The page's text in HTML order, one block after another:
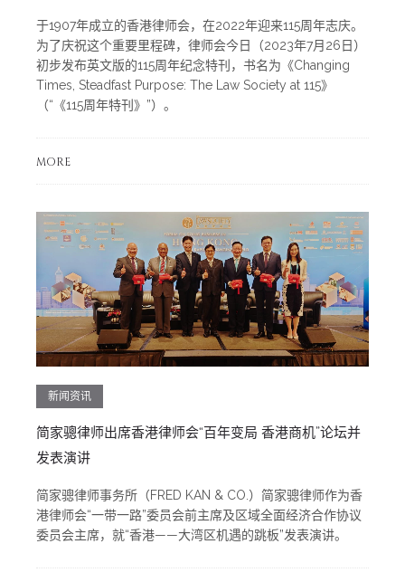
于1907年成立的香港律师会，在2022年迎来115周年志庆。
为了庆祝这个重要里程碑，律师会今日（2023年7月26日）
初步发布英文版的115周年纪念特刊，书名为《Changing
Times, Steadfast Purpose: The Law Society at 115》
（“《115周年特刊》”）。
MORE
新闻资讯
简家骢律师出席香港律师会“百年变局 香港商机”论坛并
发表演讲
简家骢律师事务所（FRED KAN & CO.）简家骢律师作为香
港律师会“一带一路”委员会前主席及区域全面经济合作协议
委员会主席，就“香港——大湾区机遇的跳板”发表演讲。